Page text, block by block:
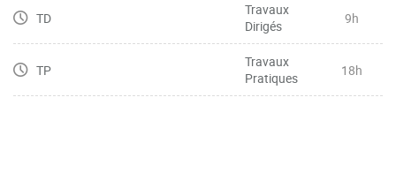
TD
Travaux
Dirigés
9h
TP
Travaux
Pratiques
18h